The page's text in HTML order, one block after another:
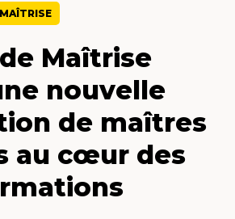
Maîtrise
nouvelle
de maîtres
au cœur des